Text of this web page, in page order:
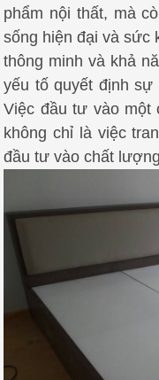
phẩm nội thất, mà
sống hiện đại và sức
thông minh và khả
yếu tố quyết định
Việc đầu tư vào một
không chỉ là việc
đầu tư vào chất